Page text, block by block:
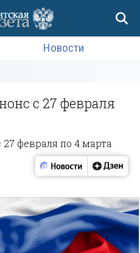
Новости
с 27 февраля
февраля по 4 марта